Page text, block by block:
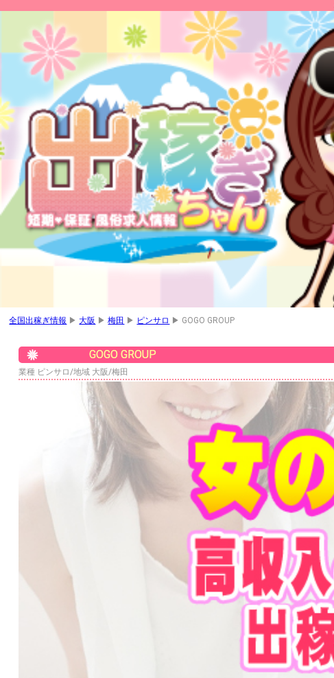
全国出稼ぎ情報 ▶大阪 ▶梅田 ▶ ピンサロ ▶ GOGO GROUP
GOGO GROUP
業種 ピンサロ/地域 大阪/梅田